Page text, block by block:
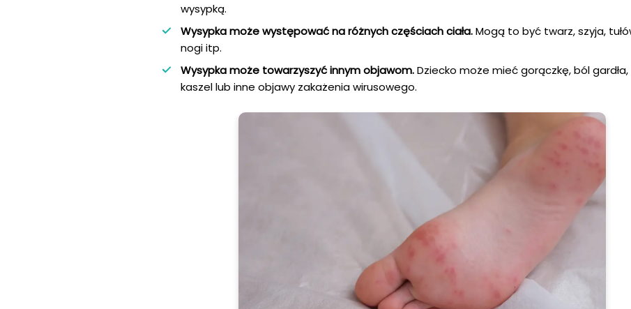
wysypką.
Wysypka może występować na różnych częściach ciała.Mogą to być twarz, szyja,
nogi itp.
Wysypka może towarzyszyć innym objawom.Dziecko może mieć gorączkę, ból
kaszel lub inne objawy zakażenia wirusowego.